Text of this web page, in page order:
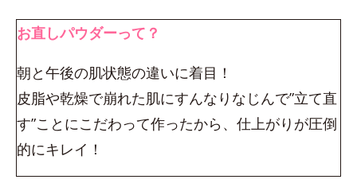
お直しパウダーって？
朝と午後の肌状態の違いに着目！
皮脂や乾燥で崩れた肌にすんなりなじんで”立て直
す”ことにこだわって作ったから、仕上がりが圧倒
的にキレイ！